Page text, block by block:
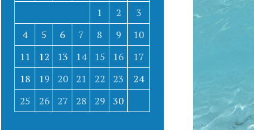
1
2
3
4
5 6 7 8 9
10
11
12 13 14 15 16
17
18
19 20 21 22 23
24
25
26 27 28 29 30